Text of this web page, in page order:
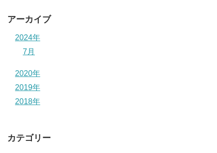
アーカイブ
2024年
7月
2020年
2019年
2018年
カテゴリー